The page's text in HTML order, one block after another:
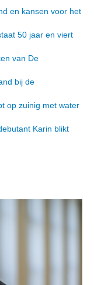
en kansen voor het
50 jaar en viert
van De
bij de
op zuinig met water
Karin blikt